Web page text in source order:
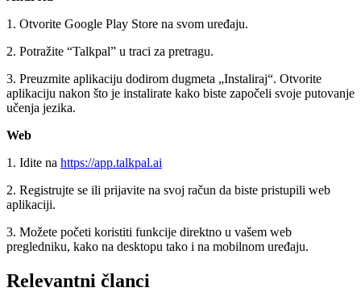
1. Otvorite Google Play Store na svom uređaju.
2. Potražite “Talkpal” u traci za pretragu.
3. Preuzmite aplikaciju dodirom dugmeta „Instaliraj“. Otvorite
aplikaciju nakon što je instalirate kako biste započeli svoje putovanje
učenja jezika.
Web
1. Idite na https://app.talkpal.ai
2. Registrujte se ili prijavite na svoj račun da biste pristupili web
aplikaciji.
3. Možete početi koristiti funkcije direktno u vašem web
pregledniku, kako na desktopu tako i na mobilnom uređaju.
Relevantni članci